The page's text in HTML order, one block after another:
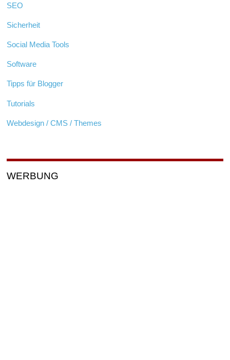
SEO
Sicherheit
Social Media Tools
Software
Tipps für Blogger
Tutorials
Webdesign / CMS / Themes
WERBUNG